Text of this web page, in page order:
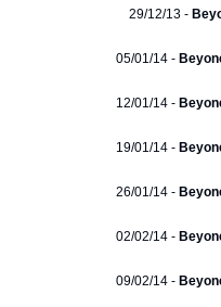
29/12/13 -
05/01/14 -
12/01/14 -
19/01/14 -
26/01/14 -
02/02/14 -
09/02/14 -